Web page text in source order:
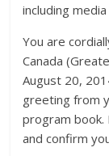
including
You are
Canada
August 20,
greeting from
program book.
and confirm